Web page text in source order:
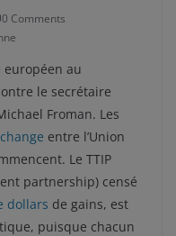
0 Comments
européen au
le secrétaire
Froman. Les
entre l’Union
Le TTIP
partnership) censé
dollars de gains, est
puisque chacun